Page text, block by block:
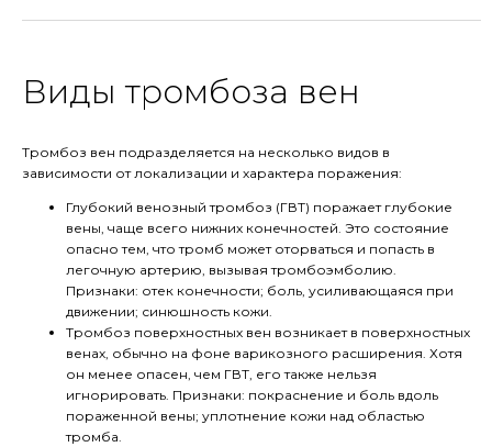
Виды тромбоза вен
Тромбоз вен подразделяется на несколько видов в
зависимости от локализации и характера поражения:
Глубокий венозный тромбоз (ГВТ) поражает глубокие
вены, чаще всего нижних конечностей. Это состояние
опасно тем, что тромб может оторваться и попасть в
легочную артерию, вызывая тромбоэмболию.
Признаки: отек конечности; боль, усиливающаяся при
движении; синюшность кожи.
Тромбоз поверхностных вен возникает в поверхностных
венах, обычно на фоне варикозного расширения. Хотя
он менее опасен, чем ГВТ, его также нельзя
игнорировать. Признаки: покраснение и боль вдоль
пораженной вены; уплотнение кожи над областью
тромба.